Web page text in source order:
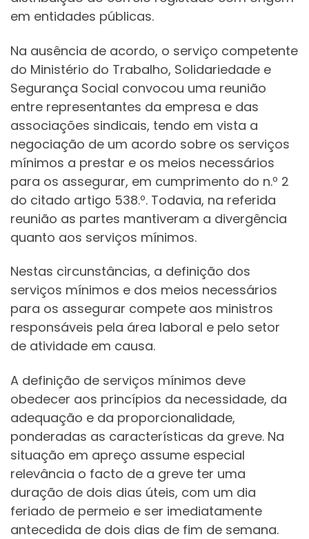
em entidades públicas.
Na ausência de acordo, o serviço competente
do Ministério do Trabalho, Solidariedade e
Segurança Social convocou uma reunião
entre representantes da empresa e das
associações sindicais, tendo em vista a
negociação de um acordo sobre os serviços
mínimos a prestar e os meios necessários
para os assegurar, em cumprimento do n.º 2
do citado artigo 538.º. Todavia, na referida
reunião as partes mantiveram a divergência
quanto aos serviços mínimos.
Nestas circunstâncias, a definição dos
serviços mínimos e dos meios necessários
para os assegurar compete aos ministros
responsáveis pela área laboral e pelo setor
de atividade em causa.
A definição de serviços mínimos deve
obedecer aos princípios da necessidade, da
adequação e da proporcionalidade,
ponderadas as características da greve. Na
situação em apreço assume especial
relevância o facto de a greve ter uma
duração de dois dias úteis, com um dia
feriado de permeio e ser imediatamente
antecedida de dois dias de fim de semana.